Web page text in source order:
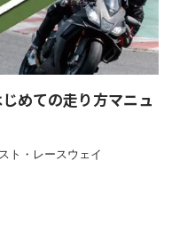
めての走り方マニュ
ト・レースウェイ